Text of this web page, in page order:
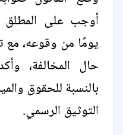
يومًا من وقوعه، مع
حال المخالفة،
بالنسبة للحقوق
التوثيق الرسمي.